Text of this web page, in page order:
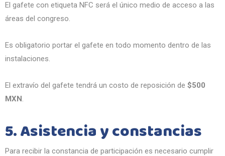
El gafete con etiqueta NFC será el único medio de acceso a las
áreas del congreso.
Es obligatorio portar el gafete en todo momento dentro de las
instalaciones.
El extravío del gafete tendrá un costo de reposición de $500
MXN.
5. Asistencia y constancias
Para recibir la constancia de participación es necesario cumplir